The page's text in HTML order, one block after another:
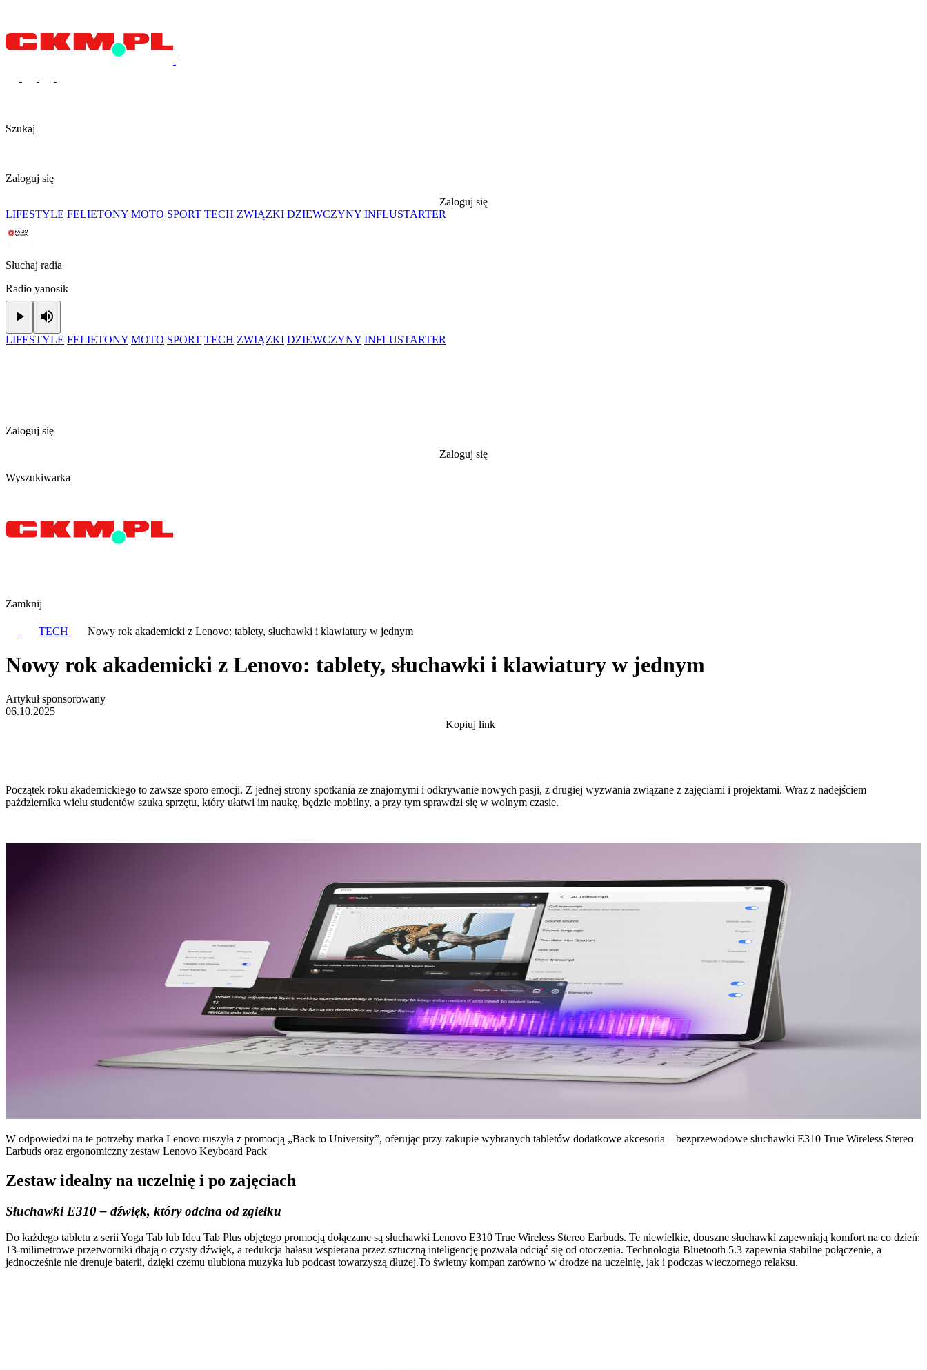
|
Szukaj
Zaloguj się
Zaloguj się
LIFESTYLE FELIETONY MOTO SPORT TECH ZWIĄZKI DZIEWCZYNY INFLUSTARTER
Słuchaj radia
Radio yanosik
Play
LIFESTYLE FELIETONY MOTO SPORT TECH ZWIĄZKI DZIEWCZYNY INFLUSTARTER
Zaloguj się
Zaloguj się
Wyszukiwarka
Zamknij
TECH Nowy rok akademicki z Lenovo: tablety, słuchawki i klawiatury w jednym
Nowy rok akademicki z Lenovo: tablety, słuchawki i klawiatury w jednym
Artykuł sponsorowany
06.10.2025
Kopiuj link
Początek roku akademickiego to zawsze sporo emocji. Z jednej strony spotkania ze znajomymi i odkrywanie nowych pasji, z drugiej wyzwania związane z zajęciami i projektami. Wraz z nadejściem
października wielu studentów szuka sprzętu, który ułatwi im naukę, będzie mobilny, a przy tym sprawdzi się w wolnym czasie.
W odpowiedzi na te potrzeby marka Lenovo ruszyła z promocją „Back to University”, oferując przy zakupie wybranych tabletów dodatkowe akcesoria – bezprzewodowe słuchawki E310 True Wireless Stereo
Earbuds oraz ergonomiczny zestaw Lenovo Keyboard Pack
Zestaw idealny na uczelnię i po zajęciach
Słuchawki E310 – dźwięk, który odcina od zgiełku
Do każdego tabletu z serii Yoga Tab lub Idea Tab Plus objętego promocją dołączane są słuchawki Lenovo E310 True Wireless Stereo Earbuds. Te niewielkie, douszne słuchawki zapewniają komfort na co dzień:
13‑milimetrowe przetworniki dbają o czysty dźwięk, a redukcja hałasu wspierana przez sztuczną inteligencję pozwala odciąć się od otoczenia. Technologia Bluetooth 5.3 zapewnia stabilne połączenie, a
jednocześnie nie drenuje baterii, dzięki czemu ulubiona muzyka lub podcast towarzyszą dłużej.To świetny kompan zarówno w drodze na uczelnię, jak i podczas wieczornego relaksu.